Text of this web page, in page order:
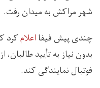
شهر مراکش به میدان رفت.
چندی پیش فیفااعلامکرد
بدون نیاز به تأیید
فوتبال نمایندگی کند.